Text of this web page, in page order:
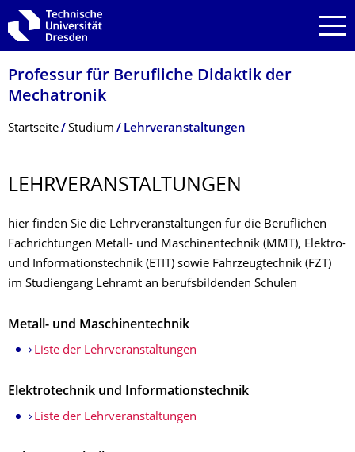
Zur Hauptnavigation springen
Zur Suche springen
Zum Inhalt springen
Professur für Berufliche Didaktik der
Mechatronik
Breadcrumb-Menü
Startseite Studium Lehrveranstaltungen
LEHRVERANSTAL­TUNGEN
hier finden Sie die Lehrveranstaltungen für die Beruflichen
Fachrichtungen Metall- und Maschinentechnik (MMT), Elektro-
und Informationstechnik (ETIT) sowie Fahrzeugtechnik (FZT)
im Studiengang Lehramt an berufsbildenden Schulen
Metall- und Maschinentechnik
Liste der Lehrveranstaltungen
Elektrotechnik und Informationstechnik
Liste der Lehrveranstaltungen